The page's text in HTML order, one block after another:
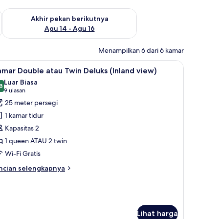
Agu 7 - Agu 9
Akhir pekan berikutnya
Agu 14 - Agu 16
Periksa ketersediaan untuk akhir pekan berikutnya Agu 14 -
Menampilkan 6 dari 6 kamar
laut terbatas | Seprai antialergi, busa memori, minibar, dan brankas
Kamar Double atau Twin Deluks (Inland
8 Double atau Twin Deluks (Inland view)
dari 10
Luar Biasa
9 ulasan
(9
ulasan)
25 meter persegi
1 kamar tidur
Kapasitas 2
1 queen ATAU 2 twin
Wi-Fi Gratis
selengkapnya
Lihat harga